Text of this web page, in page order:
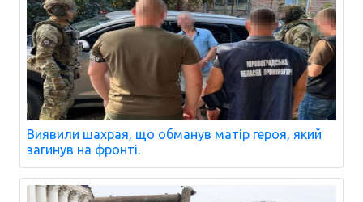
Виявили шахрая, що обманув матір героя, який
загинув на фронті.